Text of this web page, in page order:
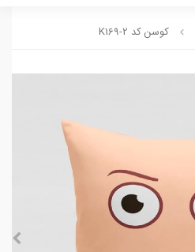
کوسن کد K169-2